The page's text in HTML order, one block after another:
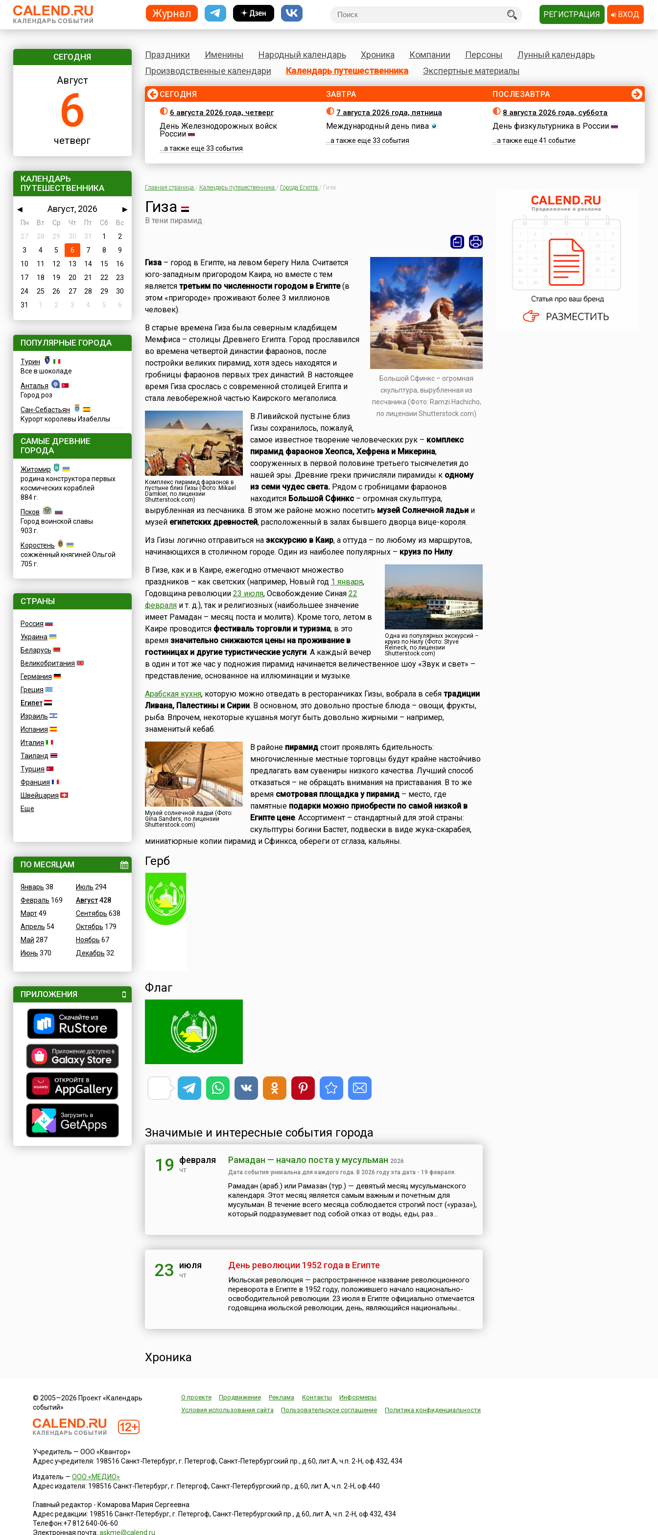
СЕГОДНЯ
Август
6
четверг
КАЛЕНДАРЬ
ПУТЕШЕСТВЕННИКА
◀ Август, 2026
▶
Пн
Вт Ср Чт Пт Сб
Вс
27
28 29 30 31 1
2
3
4 5 6 7 8
9
10
11 12 13 14 15
16
17
18 19 20 21 22
23
24
25 26 27 28 29
30
31
1 2 3 4 5 6
ПОПУЛЯРНЫЕ ГОРОДА
Турин
Все в шоколаде
Анталья
Город роз
Сан-Себастьян
Курорт королевы Изабеллы
САМЫЕ ДРЕВНИЕ
ГОРОДА
Житомир
родина конструктора первых
космических кораблей
884 г.
Псков
Город воинской славы
903 г.
Коростень
сожжённый княгиней Ольгой
705 г.
СТРАНЫ
Россия
Украина
Беларусь
Великобритания
Германия
Греция
Египет
Израиль
Испания
Италия
Таиланд
Турция
Франция
Швейцария
Еще
ПО МЕСЯЦАМ
Январь 38
Февраль 169
Март49
Апрель 54
Май 287
Июнь 370
Июль 294
Август428
Сентябрь 638
Октябрь 179
Ноябрь 67
Декабрь 32
ПРИЛОЖЕНИЯ
Праздники Именины Народный календарь Хроника Компании Персоны
Лунный календарь
Производственные календари
Календарь путешественника Экспертные материалы
СЕГОДНЯ
6 августа 2026 года, четверг
День Железнодорожных войск
России
...а также еще 33 события
ЗАВТРА
7 августа 2026 года, пятница
Международный день пива
...а также еще 33 события
ПОСЛЕЗАВТРА
8 августа 2026 года, суббота
День физкультурника в России
...а также еще 41 событие
Главная страница / Календарь путешественника / Города Египта / Гиза
Гиза
В тени пирамид
Большой Сфинкс – огромная
скульптура, вырубленная из
песчаника (Фото: Ramzi Hachicho,
по лицензии Shutterstock.com)
Гиза– город в Египте, на левом берегу Нила. Считается
юго-западным пригородом Каира, но вместе с тем
является третьим по численности городом в Египте(в
этом «пригороде» проживают более 3 миллионов
человек).
В старые времена Гиза была северным кладбищем
Мемфиса – столицы Древнего Египта. Город прославился
во времена четвертой династии фараонов, после
постройки великих пирамид, хотя здесь находятся и
гробницы фараонов первых трех династий. В настоящее
время Гиза срослась с современной столицей Египта и
стала левобережной частью Каирского мегаполиса.
Комплекс пирамид фараонов в
пустыне близ Гизы (Фото: Mikael
Damkier, по лицензии
Shutterstock.com)
В Ливийской пустыне близ
Гизы сохранилось, пожалуй,
самое известное творение человеческих рук – комплекс
пирамид фараонов Хеопса, Хефрена и Микерина,
сооруженных в первой половине третьего тысячелетия до
нашей эры. Древние греки причисляли пирамиды к одному
из семи чудес света.Рядом с гробницами фараонов
находится Большой Сфинкс– огромная скульптура,
вырубленная из песчаника. В этом же районе можно посетить музей Солнечной ладьии
музей египетских древностей, расположенный в залах бывшего дворца вице-короля.
Из Гизы логично отправиться на экскурсию в Каир, а оттуда – по любому из маршрутов,
начинающихся в столичном городе. Один из наиболее популярных – круиз по Нилу.
Одна из популярных экскурсий –
круиз по Нилу (Фото: Styve
Reineck, по лицензии
Shutterstock.com)
В Гизе, как и в Каире, ежегодно отмечают множество
праздников – как светских (например, Новый год 1 января,
Годовщина революции 23 июля, Освобождение Синая 22
февраляи т. д.), так и религиозных (наибольшее значение
имеет Рамадан – месяц поста и молитв). Кроме того, летом в
Каире проводится фестиваль торговли и туризма; в это
время значительно снижаются цены на проживание в
гостиницах и другие туристические услуги. А каждый вечер
в один и тот же час у подножия пирамид начинается величественное шоу «Звук и свет» –
представление, основанное на иллюминации и музыке.
Арабская кухня, которую можно отведать в ресторанчиках Гизы, вобрала в себя традиции
Ливана, Палестины и Сирии. В основном, это довольно простые блюда – овощи, фрукты,
рыба. Впрочем, некоторые кушанья могут быть довольно жирными – например,
знаменитый кебаб.
Музей солнечной ладьи (Фото:
Gina Sanders, по лицензии
Shutterstock.com)
В районе пирамидстоит проявлять бдительность:
многочисленные местные торговцы будут крайне настойчиво
предлагать вам сувениры низкого качества. Лучший способ
отказаться – не обращать внимания на приставания. В то же
время смотровая площадка у пирамид– место, где
памятные подарки можно приобрести по самой низкой в
Египте цене. Ассортимент – стандартный для этой страны:
скульптуры богини Бастет, подвески в виде жука-скарабея,
миниатюрные копии пирамид и Сфинкса, обереги от сглаза, кальяны.
Герб
Флаг
Значимые и интересные события города
19 февраля
чт
Рамадан — начало поста у мусульман 2026
Дата события уникальна для каждого года. В 2026 году эта дата - 19 февраля.
Рамадан (араб.) или Рамазан (тур.) — девятый месяц мусульманского
календаря. Этот месяц является самым важным и почетным для
мусульман. В течение всего месяца соблюдается строгий пост («ураза»),
который подразумевает под собой отказ от воды, еды, раз...
23 июля
чт
День революции 1952 года в Египте
Июльская революция — распространенное название революционного
переворота в Египте в 1952 году, положившего начало национально-
освободительной революции. 23 июля в Египте официально отмечается
годовщина июльской революции, день, являющийся национальны...
Хроника
© 2005—2026 Проект «Календарь
событий»
О проекте Продвижение Реклама Контакты
Информеры
Условия использования сайта
Пользовательское соглашение Политика конфиденциальности
Учредитель — ООО «Квантор»
Адрес учредителя: 198516 Санкт-Петербург, г. Петергоф, Санкт-Петербургский пр., д.60, лит.А, ч.п. 2-Н, оф.432, 434
Издатель —ООО «МЕДИО»
Адрес издателя: 198516 Санкт-Петербург, г. Петергоф, Санкт-Петербургский пр., д.60, лит.А, ч.п. 2-Н, оф.440
Главный редактор - Комарова Мария Сергеевна
Адрес редакции: 198516 Санкт-Петербург, г. Петергоф,Санкт-Петербургский пр., д.60, лит.А, ч.п. 2-Н, оф.432, 434
Телефон:+7 812 640-06-60
Электронная почта:askme@calend.ru
Журнал РЕГИСТРАЦИЯ ВХОД